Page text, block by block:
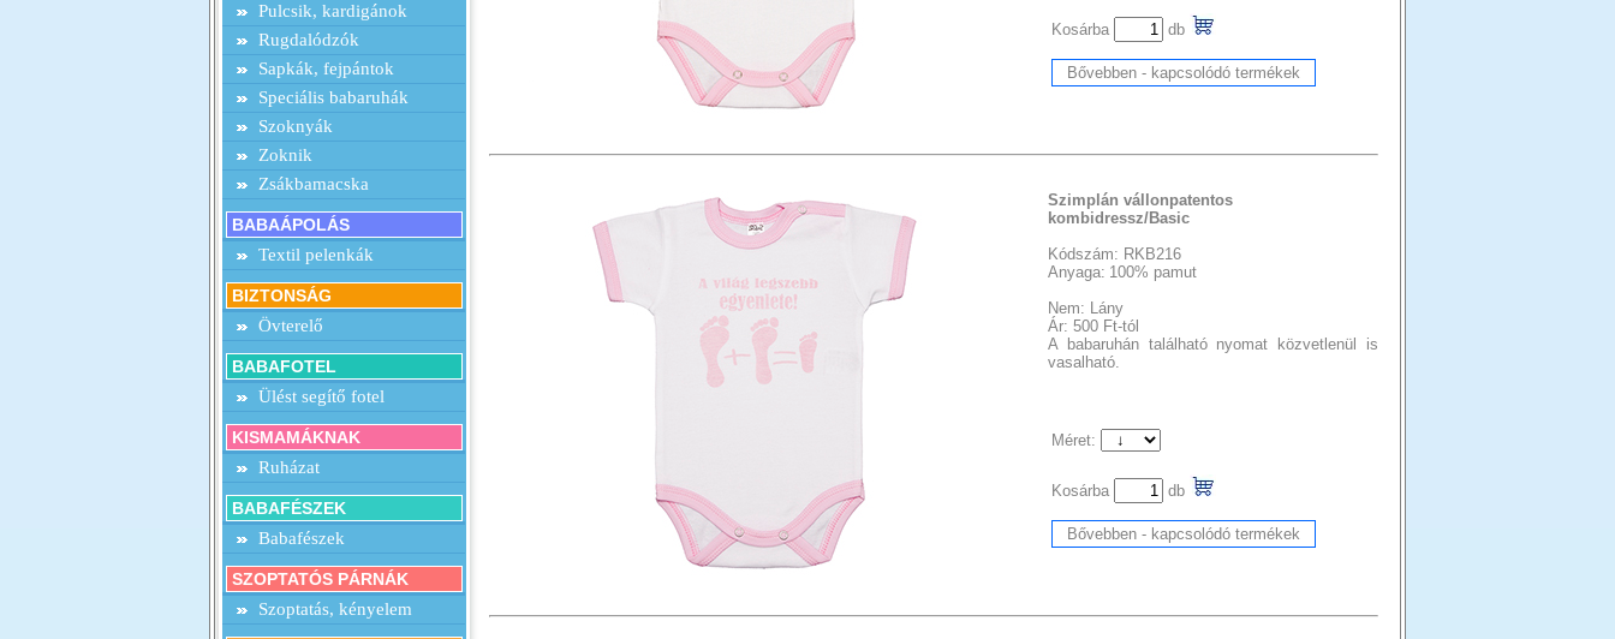
Pulcsik, kardigánok
Rugdalódzók
Sapkák, fejpántok
Speciális babaruhák
Szoknyák
Zoknik
Zsákbamacska
BABAÁPOLÁS
Textil pelenkák
BIZTONSÁG
Övterelő
BABAFOTEL
Ülést segítő fotel
KISMAMÁKNAK
Ruházat
BABAFÉSZEK
Babafészek
SZOPTATÓS PÁRNÁK
Szoptatás, kényelem
Kosárba db
Szimplán vállonpatentos
kombidressz/Basic
Kódszám: RKB216
Anyaga: 100% pamut
Nem: Lány
Ár: 500 Ft-tól
A babaruhán található nyomat közvetlenül is
vasalható.
Méret:
Kosárba db